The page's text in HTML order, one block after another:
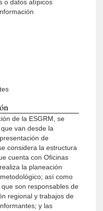
o datos atípicos
de la ESGRM, se
van desde la
de
considera la estructura
cuenta con Oficinas
la planeación
así como
son responsables de
regional y trabajos de
y las